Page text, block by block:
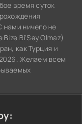
время суток
нами ничего не
Bi'Sey Olmaz)
как Турция и
Желаем всем